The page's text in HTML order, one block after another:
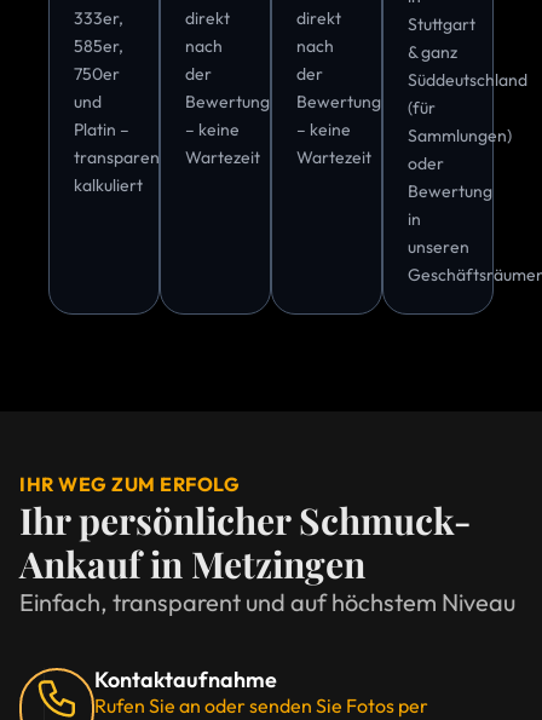
333er,
585er,
750er
und
Platin –
transparent
kalkuliert
direkt
nach
der
Bewertung
– keine
Wartezeit
direkt
nach
der
Bewertung
– keine
Wartezeit
Stuttgart
& ganz
Süddeutschland
(für
Sammlungen)
oder
Bewertung
in
unseren
IHR WEG ZUM ERFOLG
Ihr persönlicher Schmuck-
Ankauf in Metzingen
Einfach, transparent und auf höchstem Niveau
Kontaktaufnahme
Rufen Sie an oder senden Sie Fotos per